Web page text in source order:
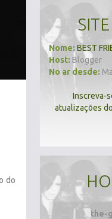
do
Nome: BEST
Host: Blogger
No ar desde:
Inscreva-
atualizações
the-